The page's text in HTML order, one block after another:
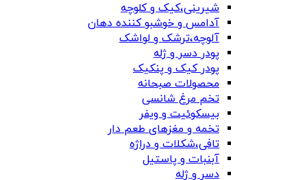
شیرینی،کیک و کلوچه
آدامس و خوشبو کننده دهان
آلوچه،ترشک و لواشک
پودر دسر و ژله
پودر کیک و پنکیک
محصولات صبحانه
تخم مرغ شانسی
بیسکوئیت و ویفر
تخمه و مغزهای طعم دار
تافی،شکلات و دراژه
آبنبات و پاستیل
دسر و ژله